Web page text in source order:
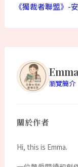
《獨裁者聯盟》-
Emma
瀏覽簡介
關於作者
Hi, this is Emma.